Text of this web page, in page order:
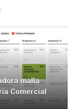
malla
Comercial